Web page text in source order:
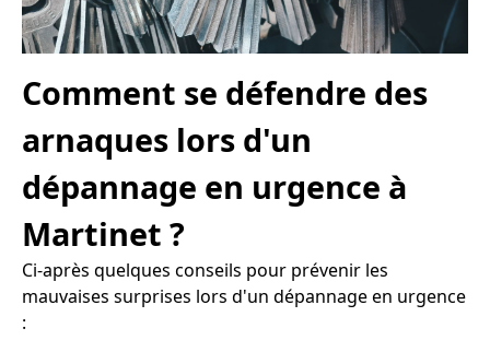
Comment se défendre des
arnaques lors d'un
dépannage en urgence à
Martinet ?
Ci-après quelques conseils pour prévenir les
mauvaises surprises lors d'un dépannage en urgence
: